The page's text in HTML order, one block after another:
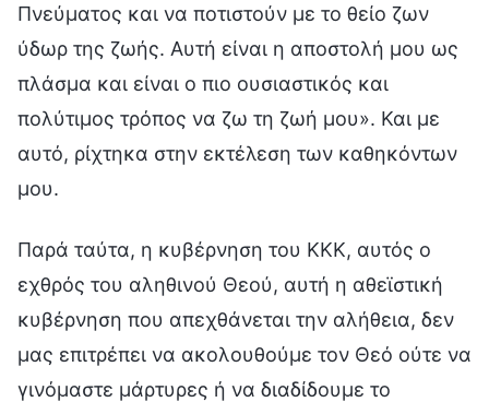
Πνεύματος και να ποτιστούν με το θείο ζων
ύδωρ της ζωής. Αυτή είναι η αποστολή μου ως
πλάσμα και είναι ο πιο ουσιαστικός και
πολύτιμος τρόπος να ζω τη ζωή μου». Και με
αυτό, ρίχτηκα στην εκτέλεση των καθηκόντων
μου.
Παρά ταύτα, η κυβέρνηση του ΚΚΚ, αυτός ο
εχθρός του αληθινού Θεού, αυτή η αθεϊστική
κυβέρνηση που απεχθάνεται την αλήθεια, δεν
μας επιτρέπει να ακολουθούμε τον Θεό ούτε να
γινόμαστε μάρτυρες ή να διαδίδουμε το